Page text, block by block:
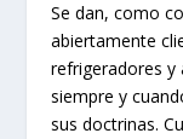
Se dan, como
abiertamente
refrigeradores y
siempre y
sus doctrinas.